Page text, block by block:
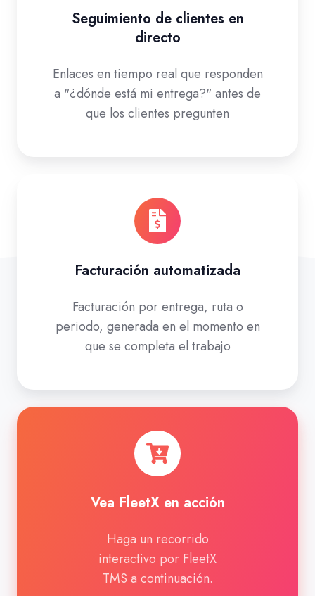
Seguimiento de clientes en
directo
Enlaces en tiempo real que responden
a "¿dónde está mi entrega?" antes de
que los clientes pregunten
Facturación automatizada
Facturación por entrega, ruta o
periodo, generada en el momento en
que se completa el trabajo
Vea FleetX en acción
Haga un recorrido
interactivo por FleetX
TMS a continuación.
FleetX
en
acción